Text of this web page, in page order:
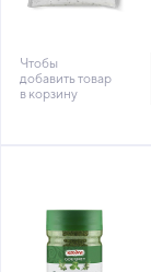
Чтобы
добавить товар
в корзину